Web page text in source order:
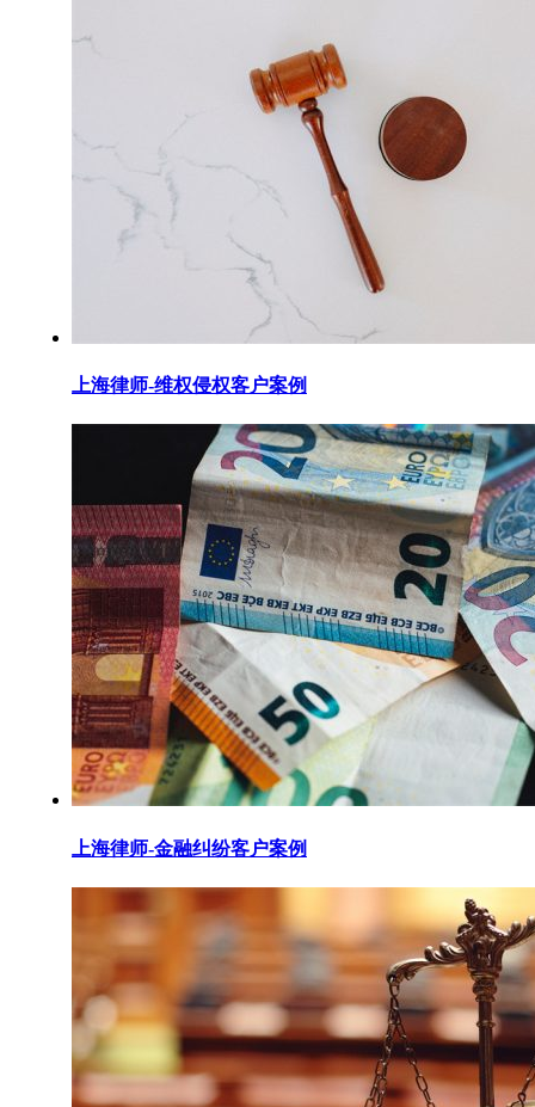
上海律师-维权侵权客户案例
上海律师-金融纠纷客户案例